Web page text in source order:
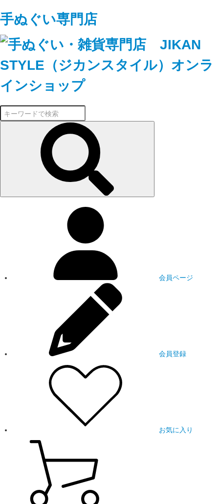
手ぬぐい専門店
会員ページ
会員登録
お気に入り